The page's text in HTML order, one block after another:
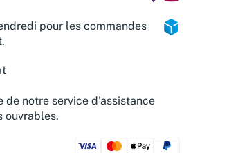
pour les commandes
de notre service d'assistance
ouvrables.